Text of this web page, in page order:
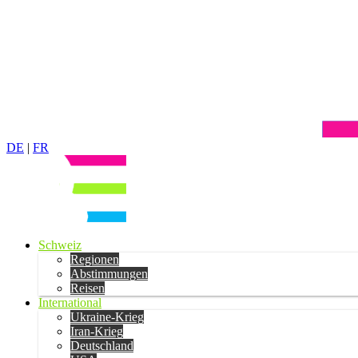
DE | FR
Schweiz
Regionen
Abstimmungen
Reisen
International
Ukraine-Krieg
Iran-Krieg
Deutschland